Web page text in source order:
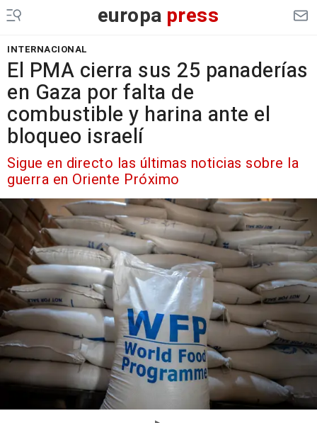
europa press
INTERNACIONAL
El PMA cierra sus 25 panaderías
en Gaza por falta de
combustible y harina ante el
bloqueo israelí
Sigue en directo las últimas noticias sobre la
guerra en Oriente Próximo